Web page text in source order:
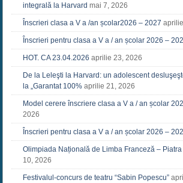
integrală la Harvard mai 7, 2026
Înscrieri clasa a V a /an școlar2026 – 2027
Înscrieri pentru clasa a V a / an școlar 2026 –
HOT. CA 23.04.2026 aprilie 23, 2026
De la Leleşti la Harvard: un adolescent
la „Garantat 100% aprilie 21, 2026
Model cerere înscriere clasa a V a / an școlar
2026
Înscrieri pentru clasa a V a / an școlar 2026 –
Olimpiada Națională de Limba Franceză –
10, 2026
Festivalul-concurs de teatru “Sabin Popescu”